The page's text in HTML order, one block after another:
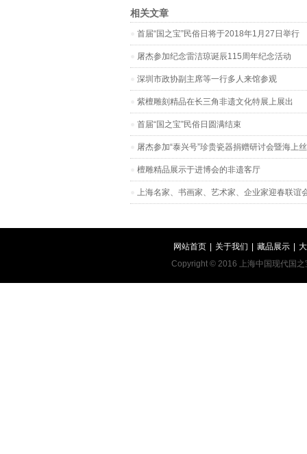
相关文章
首届“国之宝”民俗日将于2018年1月27日举行
屠杰参加纪念雷洁琼诞辰115周年纪念活动
深圳市政协副主席等一行多人来馆参观
紫檀雕刻精品在长三角非遗文化特展上展出
首届“国之宝”民俗日圆满结束
屠杰参加“泰兴号”珍贵瓷器捐赠研讨会暨海上
檀雕精品展示于进博会的非遗客厅
上海名家、书画家、艺术家、企业家迎春联谊
网站首页 关于我们 藏品展示
Copyright © 2016 上海中国现代国